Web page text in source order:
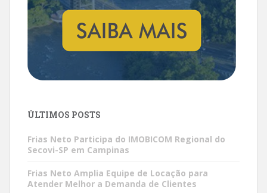
ÚLTIMOS POSTS
Frias Neto Participa do IMOBICOM Regional do
Secovi-SP em Campinas
Frias Neto Amplia Equipe de Locação para
Atender Melhor a Demanda de Clientes